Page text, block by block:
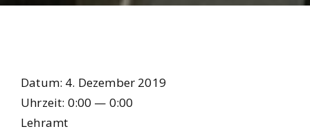
Datum: 4. Dezem­ber 2019
Uhr­zeit: 0:00 — 0:00
Lehr­amt